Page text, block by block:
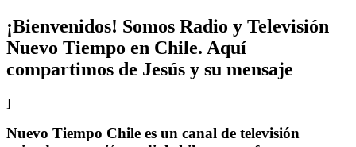
¡Bienvenidos! Somos Radio y Televisión
Nuevo Tiempo en Chile. Aquí
compartimos de Jesús y su mensaje
]
Nuevo Tiempo Chile es un canal de televisión